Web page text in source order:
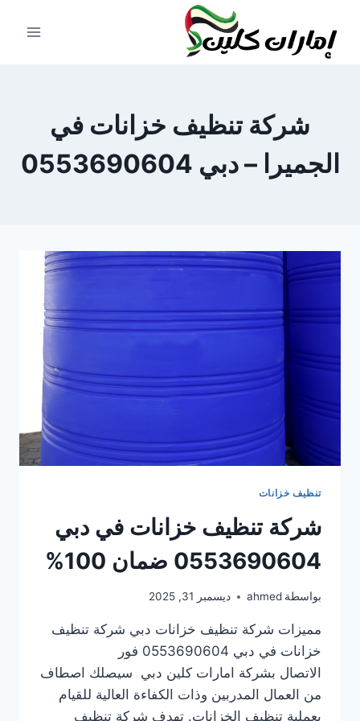
المحتوى
شركة تنظيف خزانات في
الجميرا – دبي 0553690604
تنظيف خزانات
شركة تنظيف خزانات في دبي
0553690604 ضمان 100%
بواسطة ahmed ديسمبر 31, 2025
مميزات شركة تنظيف خزانات دبي شركة تنظيف
خزانات في دبي 0553690604 فور
الاتصال بشركة امارات كلين دبي سيصلك اصطاف
من العمال المدربين وذات الكفاءة العالية للقيام
بعملية تنظيف الخزانات. تهدف شركة تنظيف